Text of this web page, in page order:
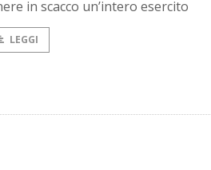
in scacco un’intero esercito
LEGGI